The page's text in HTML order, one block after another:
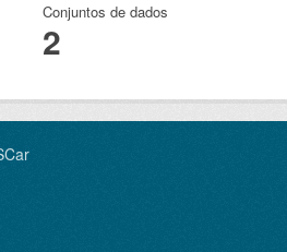
Conjuntos de dados
2